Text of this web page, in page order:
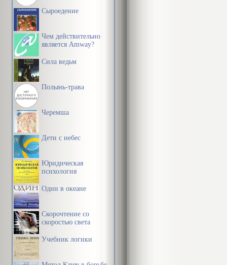
Сыроедение
Чем действительно
является Amway?
Сила ведьм
Полынь-трава
Черемша
Дети с небес
Юридическая
психология
Один в океане
Скорочтение со
скоростью света
Учебник логики